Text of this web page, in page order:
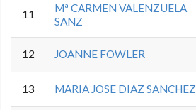
11
Mª CARMEN VALENZUELA
SANZ
12 JOANNE FOWLER
13 MARIA JOSE DIAZ SANCHEZ